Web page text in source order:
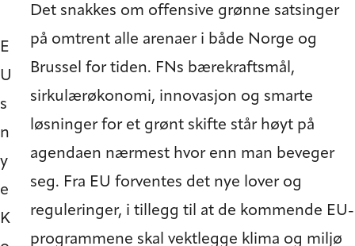
E
U
s
n
y
e
K
Det snakkes om offensive grønne satsinger
på omtrent alle arenaer i både Norge og
Brussel for tiden. FNs bærekraftsmål,
sirkulærøkonomi, innovasjon og smarte
løsninger for et grønt skifte står høyt på
agendaen nærmest hvor enn man beveger
seg. Fra EU forventes det nye lover og
reguleringer, i tillegg til at de kommende EU-
programmene skal vektlegge klima og miljø